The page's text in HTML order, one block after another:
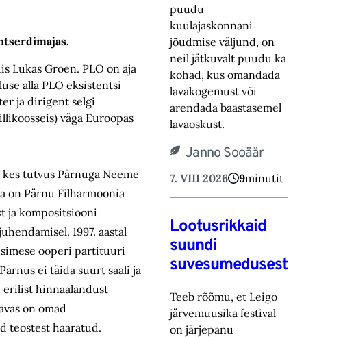
Lukas Groen. PLO on aja
alla PLO eksistentsi
ja dirigent selgi
väga Euroopas
tutvus Pärnuga Neeme
on Pärnu Filharmoonia
ja kompositsiooni
1997. aastal
ooperi partituuri
ei täida suurt saali ja
erilist hinnaalandust
on omad
teostest haaratud.
puudu
kuulajaskonnani
jõudmise väljund, on
neil jätkuvalt puudu ka
kohad, ‎kus omandada
lavakogemust või
arendada baastasemel
lavaoskust.‎
Janno Sooäär
7. VIII 2026 9minutit
Lootusrikkaid
suundi
suvesumedusest
Teeb rõõmu, et Leigo
järvemuusika festival
on järjepanu